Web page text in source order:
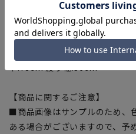
下:78cm 渡り幅:34cm
[3L/88]ウエスト:90cm ヒップ
渡り幅:35cm
[4L/91]ウエスト:93cm ヒップ
【商品に関するご注意】
■商品画像はサンプルのため、
ある場合がございますので、予